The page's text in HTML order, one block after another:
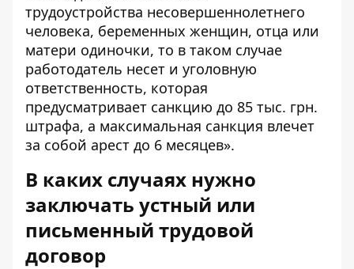
трудоустройства несовершеннолетнего
человека, беременных женщин, отца или
матери одиночки, то в таком случае
работодатель несет и уголовную
ответственность, которая
предусматривает санкцию до 85 тыс. грн.
штрафа, а максимальная санкция влечет
за собой арест до 6 месяцев».
В каких случаях нужно
заключать устный или
письменный трудовой
договор